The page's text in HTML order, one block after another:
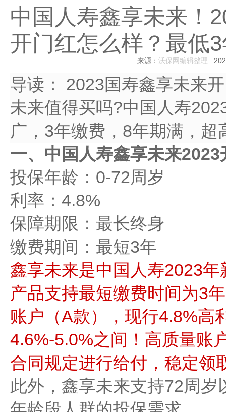
中国人寿鑫享未来！
开门红怎么样？最低
来源： 沃保网编辑整理
导读：
2023国寿鑫享未来
未来值得买吗?中国人寿
广，3年缴费，8年期满，
一、中国人寿鑫享未来2023
投保年龄：0-72周岁
利率：4.8%
保障期限：最长终身
缴费期间：最短3年
鑫享未来是中国人寿2023
产品支持最短缴费时间为3
账户（A款），现行4.8%高
4.6%-5.0%之间！高质量账
合同规定进行给付，稳定领
此外，鑫享未来支持72周